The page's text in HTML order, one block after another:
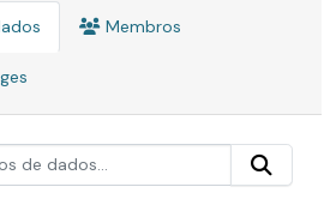
Membros